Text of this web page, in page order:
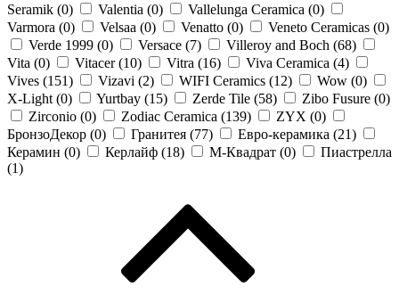
Seramik (0) Valentia (0) Vallelunga Ceramica (0)
Varmora (0) Velsaa (0) Venatto (0) Veneto Ceramicas (0)
Verde 1999 (0) Versace (7) Villeroy and Boch (68)
Vita (0) Vitacer (10) Vitra (16) Viva Ceramica (4)
Vives (151) Vizavi (2) WIFI Ceramics (12) Wow (0)
X-Light (0) Yurtbay (15) Zerde Tile (58) Zibo Fusure (0)
Zirconio (0) Zodiac Ceramica (139) ZYX (0)
БронзоДекор (0) Гранитея (77) Евро-керамика (21)
Керамин (0) Керлайф (18) М-Квадрат (0)
Пиастрелла
(1)